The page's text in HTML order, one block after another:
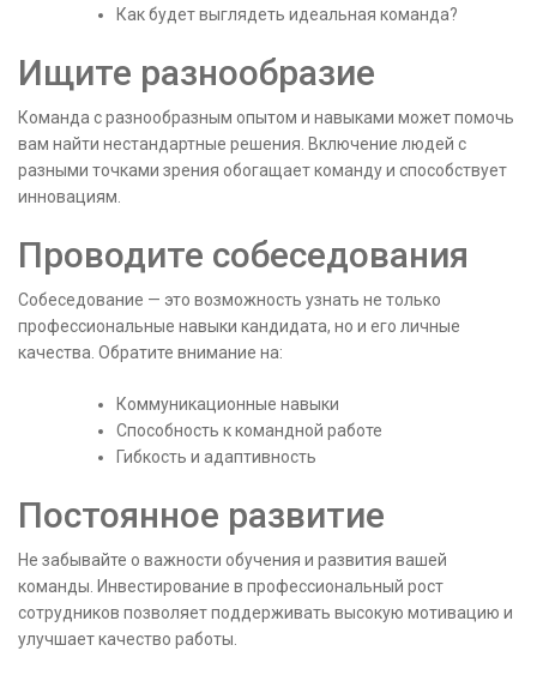
Как будет выглядеть идеальная команда?
Ищите разнообразие
Команда с разнообразным опытом и навыками может помочь
вам найти нестандартные решения. Включение людей с
разными точками зрения обогащает команду и способствует
инновациям.
Проводите собеседования
Собеседование — это возможность узнать не только
профессиональные навыки кандидата, но и его личные
качества. Обратите внимание на:
Коммуникационные навыки
Способность к командной работе
Гибкость и адаптивность
Постоянное развитие
Не забывайте о важности обучения и развития вашей
команды. Инвестирование в профессиональный рост
сотрудников позволяет поддерживать высокую мотивацию и
улучшает качество работы.